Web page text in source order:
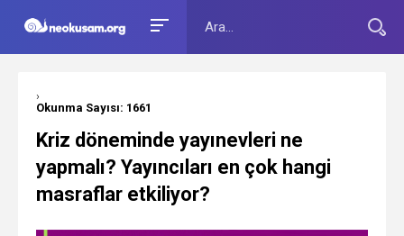
›
Okunma Sayısı: 1661
Kriz döneminde yayınevleri ne
yapmalı? Yayıncıları en çok hangi
masraflar etkiliyor?